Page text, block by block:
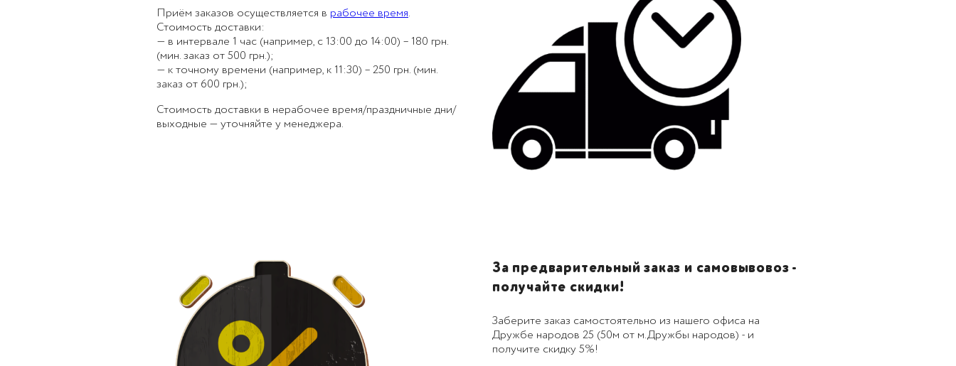
Приём заказов осуществляется в рабочее время.
Стоимость доставки:
— в интервале 1 час (например, с 13:00 до 14:00) – 180 грн.
(мин. заказ от 500 грн.);
— к точному времени (например, к 11:30) – 250 грн. (мин.
заказ от 600 грн.);
Стоимость доставки в нерабочее время/праздничные дни/
выходные — уточняйте у менеджера.
За предварительный заказ и самовывовоз -
получайте скидки!
Заберите заказ самостоятельно из нашего офиса на
Дружбе народов 25 (50м от м.Дружбы народов) - и
получите скидку 5%!